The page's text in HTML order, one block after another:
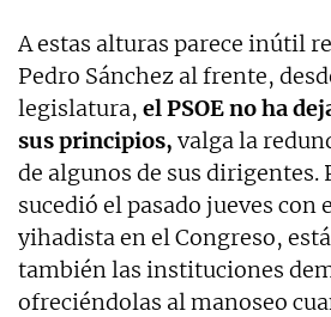
A estas alturas parece inútil
Pedro Sánchez al frente,
legislatura, el PSOE no ha
sus principios, valga la
de algunos de sus dirigentes.
sucedió el pasado jueves
yihadista en el Congreso,
también las instituciones
ofreciéndolas al manoseo